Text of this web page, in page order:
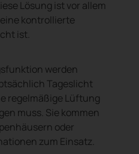
Lösung ist vor allem
kontrollierte
ist.
werden
Tageslicht
regelmäßige Lüftung
muss. Sie kommen
oder
zum Einsatz.